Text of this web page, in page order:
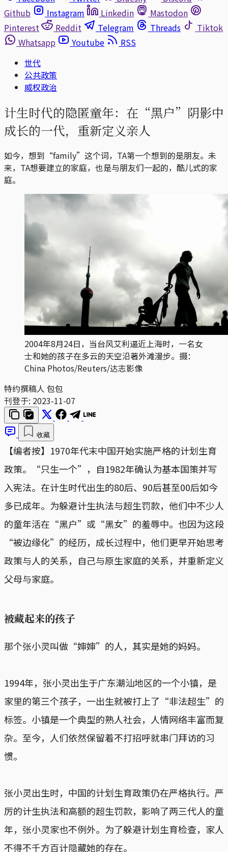
Github
Instagram Linkedin
Mastodon
Pinterest
Reddit Telegram Threads
Tiktok
Whatsapp
Youtube
RSS
世代
公共政策
威权政治
计生时代的隐匿童年：在“黑户”阴影中
成长的一代，重新定义亲人
如今，想到“family”这个词，TA第一个想到的是朋友。未
来，TA想要建立的家庭，也是与朋友们一起的，酷儿式的家
庭。
2004年8月24日，当台风艾利逼近上海时，一名女
士和她的孩子在多云的天空沿著外滩漫步。摄：
China Photos/Reuters/达志影像
特约撰稿人 包包
刊登于: 2023-11-07
收藏
【编者按】1970年代末中国开始实施严格的计划生育
政策。“只生一个”，自1982年确认为基本国策并写
入宪法。在计生时代出生的80后、90后甚至00后如今
多已成年。为躲避计生执法与超生罚款，他们中不少人
的童年活在“黑户”或“黑女”的羞辱中。也因为这段
“被边缘化”的经历，成长过程中，他们更早开始思考
政策与人的关系，自己与原生家庭的关系，并重新定义
父母与家庭。
被藏起来的孩子
那个张小灵叫做“婶婶”的人，其实是她的妈妈。
1994年，张小灵出生于广东潮汕地区的一个小镇，是
家里的第三个孩子，一出生就被打上了“非法超生”的
标签。小镇是一个典型的熟人社会，人情网络丰富而复
杂。至今，人们依然保留着不打招呼就串门拜访的习
惯。
张小灵出生时，中国的计划生育政策仍在严格执行。严
厉的计生执法和高额的超生罚款，影响了两三代人的童
年，张小灵家也不例外。为了躲避计划生育检查，家人
不得不千方百计隐藏她的存在。